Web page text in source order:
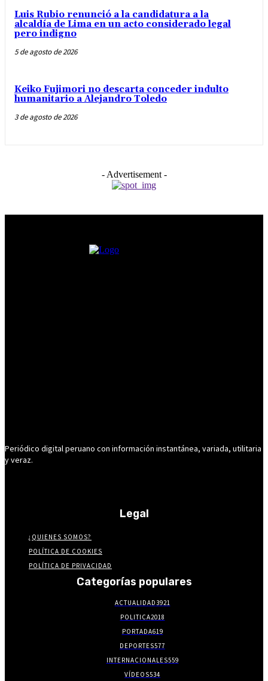
Luis Rubio renunció a la candidatura a la
alcaldía de Lima en un acto considerado legal
pero indigno
5 de agosto de 2026
Keiko Fujimori no descarta conceder indulto
humanitario a Alejandro Toledo
3 de agosto de 2026
- Advertisement -
Periódico digital peruano con información instantánea, variada, utilitaria
y veraz.
Legal
¿QUIENES SOMOS?
POLÍTICA DE COOKIES
POLÍTICA DE PRIVACIDAD
Categorías populares
ACTUALIDAD3921
POLITICA2018
PORTADA619
DEPORTES577
INTERNACIONALES559
VÍDEOS534